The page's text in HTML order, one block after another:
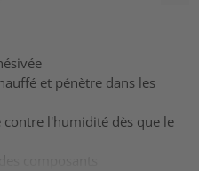
et pénètre dans les
l'humidité dès que le
composants